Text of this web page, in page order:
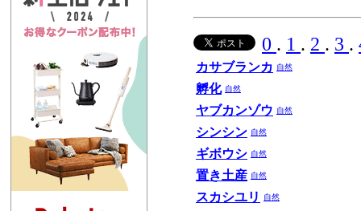
0 . 1 . 2 . 3 .
カサブランカ 自然
孵化 自然
ヤブカンゾウ 自然
シンシン 自然
ギボウシ 自然
置き土産 自然
スカシユリ 自然